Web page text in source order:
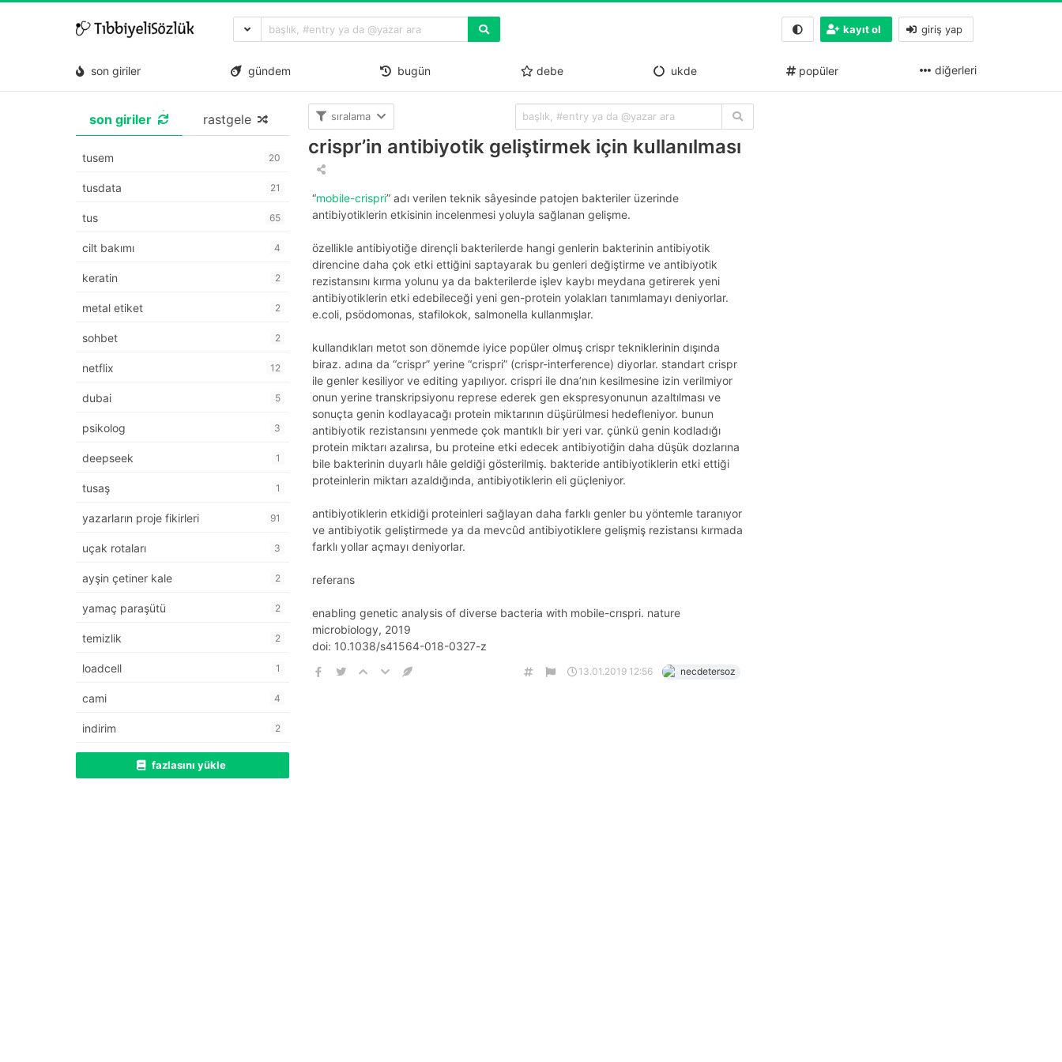
kayıt ol giriş yap
son giriler gündem bugün debe ukde popüler diğerleri
son giriler rastgele
tusem 20
tusdata 21
tus 65
cilt bakımı 4
keratin 2
metal etiket 2
sohbet 2
netflix 12
dubai 5
psikolog 3
deepseek 1
tusaş 1
yazarların proje fikirleri 91
uçak rotaları 3
ayşin çetiner kale 2
yamaç paraşütü 2
temizlik 2
loadcell 1
cami 4
indirim 2
fazlasını yükle
sıralama
crispr’in antibiyotik geliştirmek için kullanılması
“mobile-crispri” adı verilen teknik sâyesinde patojen bakteriler üzerinde
antibiyotiklerin etkisinin incelenmesi yoluyla sağlanan gelişme.
özellikle antibiyotiğe dirençli bakterilerde hangi genlerin bakterinin antibiyotik
direncine daha çok etki ettiğini saptayarak bu genleri değiştirme ve antibiyotik
rezistansını kırma yolunu ya da bakterilerde işlev kaybı meydana getirerek yeni
antibiyotiklerin etki edebileceği yeni gen-protein yolakları tanımlamayı deniyorlar.
e.coli, psödomonas, stafilokok, salmonella kullanmışlar.
kullandıkları metot son dönemde iyice popüler olmuş crispr tekniklerinin dışında
biraz. adına da “crispr” yerine “crispri” (crispr-interference) diyorlar. standart crispr
ile genler kesiliyor ve editing yapılıyor. crispri ile dna’nın kesilmesine izin verilmiyor
onun yerine transkripsiyonu represe ederek gen ekspresyonunun azaltılması ve
sonuçta genin kodlayacağı protein miktarının düşürülmesi hedefleniyor. bunun
antibiyotik rezistansını yenmede çok mantıklı bir yeri var. çünkü genin kodladığı
protein miktarı azalırsa, bu proteine etki edecek antibiyotiğin daha düşük dozlarına
bile bakterinin duyarlı hâle geldiği gösterilmiş. bakteride antibiyotiklerin etki ettiği
proteinlerin miktarı azaldığında, antibiyotiklerin eli güçleniyor.
antibiyotiklerin etkidiği proteinleri sağlayan daha farklı genler bu yöntemle taranıyor
ve antibiyotik geliştirmede ya da mevcûd antibiyotiklere gelişmiş rezistansı kırmada
farklı yollar açmayı deniyorlar.
referans
enabling genetic analysis of diverse bacteria with mobile-crispri. nature
microbiology, 2019
doi̇: 10.1038/s41564-018-0327-z
13.01.2019 12:56 necdetersoz